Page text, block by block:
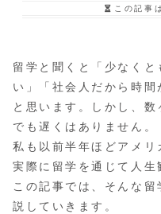
この記事
留学と聞くと「少なく
い」「社会人だから時
と思います。しかし、
でも遅くはありません。
私も以前半年ほどアメリ
実際に留学を通じて人生
この記事では、そんな
説していきます。